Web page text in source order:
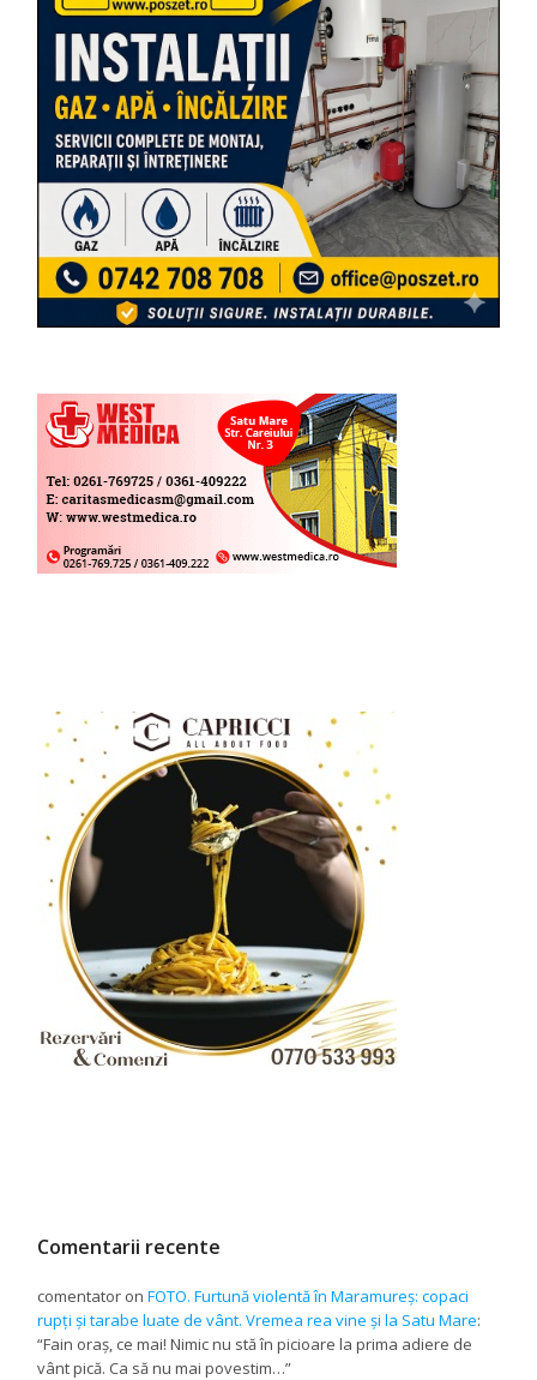
Comentarii recente
comentator onFOTO. Furtună violentă în Maramureș: copaci
rupți și tarabe luate de vânt. Vremea rea vine și la Satu Mare:
“Fain oraș, ce mai! Nimic nu stă în picioare la prima adiere de
vânt pică. Ca să nu mai povestim…”